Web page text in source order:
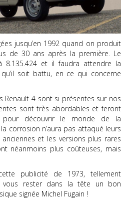
jusqu’en 1992 quand on produit
de 30 ans après la première. Le
8.135.424 et il faudra attendre la
soit battu, en ce qui concerne
Renault 4 sont si présentes sur nos
sont très abordables et feront
découvrir le monde de la
corrosion n’aura pas attaqué leurs
et les versions plus rares
néanmoins plus coûteuses, mais
publicité de 1973, tellement
vous rester dans la tête un bon
signée Michel Fugain !